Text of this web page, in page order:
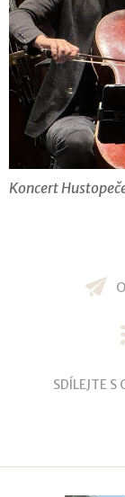
Koncert
SDÍLEJTE S